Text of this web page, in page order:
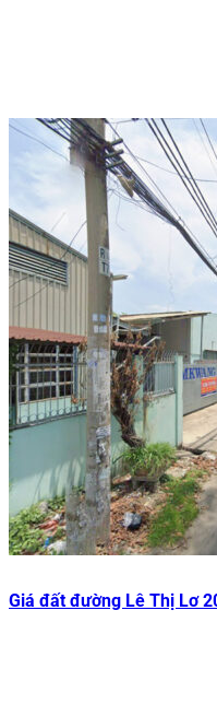
Giá đất đường Lê Thị Lơ